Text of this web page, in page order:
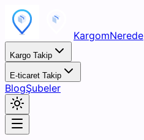
KargomNerede
Kargo Takip
E-ticaret Takip
BlogŞubeler